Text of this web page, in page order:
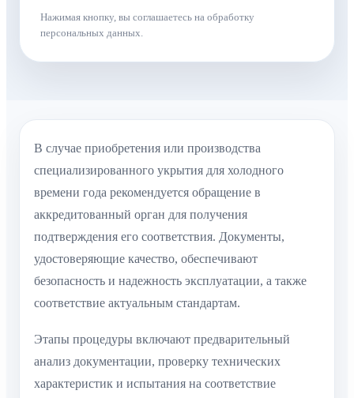
Нажимая кнопку, вы соглашаетесь на обработку
персональных данных.
В случае приобретения или производства
специализированного укрытия для холодного
времени года рекомендуется обращение в
аккредитованный орган для получения
подтверждения его соответствия. Документы,
удостоверяющие качество, обеспечивают
безопасность и надежность эксплуатации, а также
соответствие актуальным стандартам.
Этапы процедуры включают предварительный
анализ документации, проверку технических
характеристик и испытания на соответствие